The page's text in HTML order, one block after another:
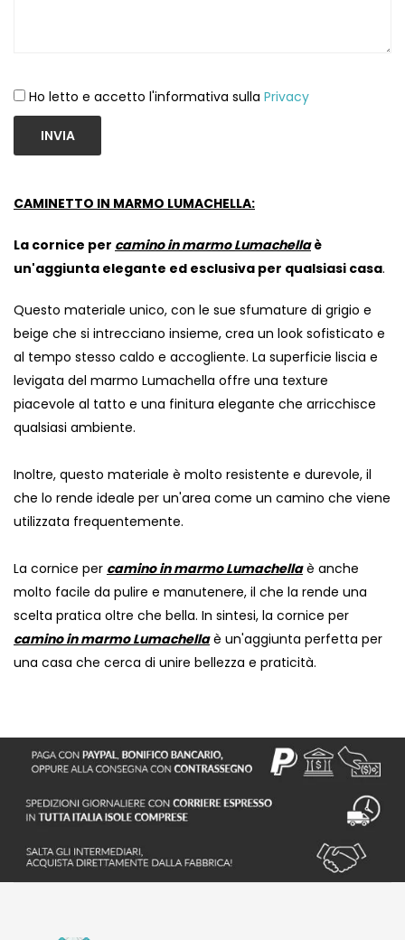
Ho letto e accetto l'informativa sulla Privacy
INVIA
CAMINETTO IN MARMO LUMACHELLA:
La cornice per camino in marmo Lumachellaè
un'aggiunta elegante ed esclusiva per qualsiasi casa.
Questo materiale unico, con le sue sfumature di grigio e
beige che si intrecciano insieme, crea un look sofisticato e
al tempo stesso caldo e accogliente. La superficie liscia e
levigata del marmo Lumachella offre una texture
piacevole al tatto e una finitura elegante che arricchisce
qualsiasi ambiente.
Inoltre, questo materiale è molto resistente e durevole, il
che lo rende ideale per un'area come un camino che viene
utilizzata frequentemente.
La cornice per camino in marmo Lumachellaè anche
molto facile da pulire e manutenere, il che la rende una
scelta pratica oltre che bella. In sintesi, la cornice per
camino in marmo Lumachellaè un'aggiunta perfetta per
una casa che cerca di unire bellezza e praticità.